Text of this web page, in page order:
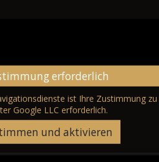
erforderlich
ist Ihre Zustimmung zu
Google LLC erforderlich.
und aktivieren